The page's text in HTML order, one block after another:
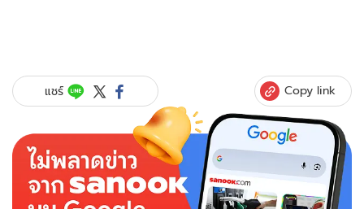
แชร์ Copy link